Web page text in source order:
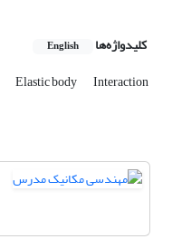
کلیدواژه‌ها English
Elastic body Interaction